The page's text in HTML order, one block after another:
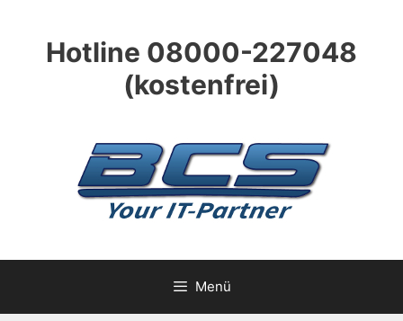
springenHotline 08000-227048
(kostenfrei)
Menü